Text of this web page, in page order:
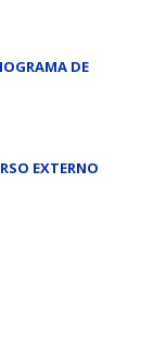
DE
EXTERNO